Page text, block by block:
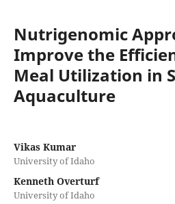
Nutrigenomic
Improve the
Meal Utilization in
Aquaculture
Vikas Kumar
University of Idaho
Kenneth Overturf
University of Idaho